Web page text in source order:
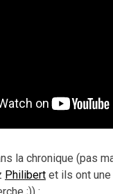
la chronique (pas
Philibert et ils ont